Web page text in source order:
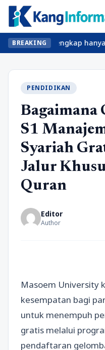
BREAKINGhanya di
PENDIDIKAN
Bagaimana
S1
Syariah
Jalur
Quran
Editor
Author
Masoem University
kesempatan bagi
untuk menempuh
gratis melalui
pendaftaran